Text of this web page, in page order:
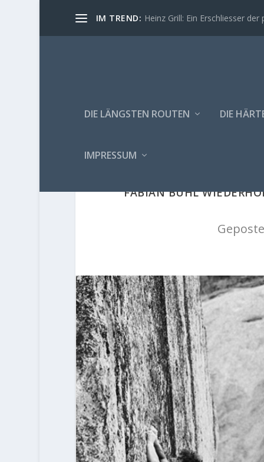
IM TREND: Heinz Grill: Ein Erschliesser
DIE LÄNGSTEN ROUTEN DIE
IMPRESSUM
FABIAN BUHL